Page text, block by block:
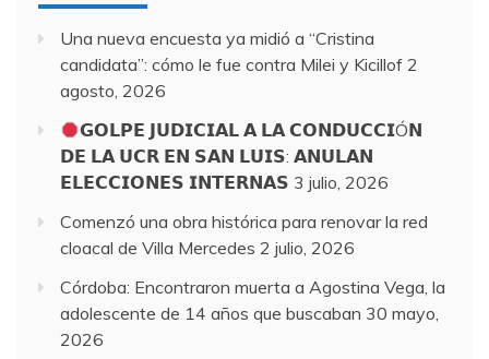
Una nueva encuesta ya midió a “Cristina
candidata”: cómo le fue contra Milei y Kicillof 2
agosto, 2026
𝗚𝗢𝗟𝗣𝗘 𝗝𝗨𝗗𝗜𝗖𝗜𝗔𝗟 𝗔 𝗟𝗔 𝗖𝗢𝗡𝗗𝗨𝗖𝗖𝗜Ó𝗡
𝗗𝗘 𝗟𝗔 𝗨𝗖𝗥 𝗘𝗡 𝗦𝗔𝗡 𝗟𝗨𝗜𝗦: 𝗔𝗡𝗨𝗟𝗔𝗡
𝗘𝗟𝗘𝗖𝗖𝗜𝗢𝗡𝗘𝗦 𝗜𝗡𝗧𝗘𝗥𝗡𝗔𝗦 3 julio, 2026
Comenzó una obra histórica para renovar la red
cloacal de Villa Mercedes 2 julio, 2026
Córdoba: Encontraron muerta a Agostina Vega, la
adolescente de 14 años que buscaban 30 mayo,
2026